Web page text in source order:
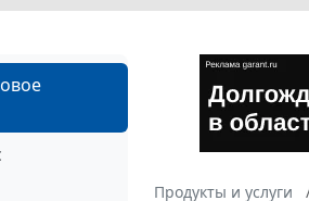
Продукты и услуги